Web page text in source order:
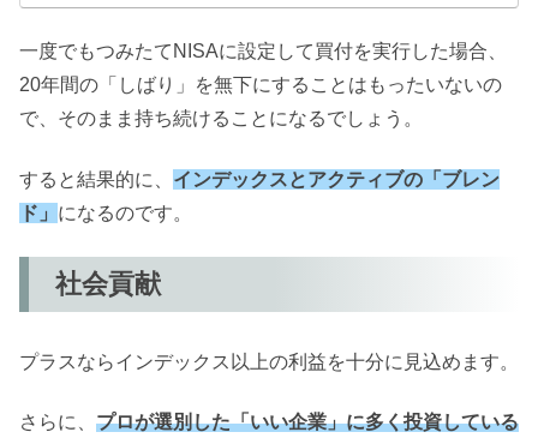
一度でもつみたてNISAに設定して買付を実行した場合、
20年間の「しばり」を無下にすることはもったいないの
で、そのまま持ち続けることになるでしょう。
すると結果的に、 インデックスとアクティブの「ブレン
ド」 になるのです。
社会貢献
プラスならインデックス以上の利益を十分に見込めます。
さらに、 プロが選別した「いい企業」に多く投資している